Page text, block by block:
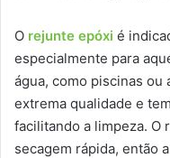
O rejunte epóxi é
especialmente para
água, como piscinas ou
extrema qualidade e
facilitando a limpeza. O
secagem rápida, então